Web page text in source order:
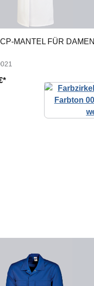
MANTEL FÜR DAMEN